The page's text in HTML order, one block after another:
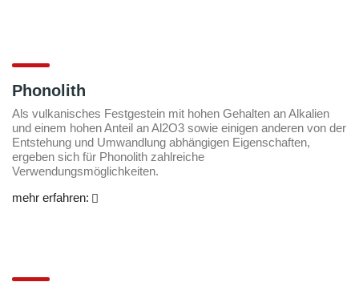
Phonolith
Als vulkanisches Festgestein mit hohen Gehalten an Alkalien
und einem hohen Anteil an Al2O3 sowie einigen anderen von der
Entstehung und Umwandlung abhängigen Eigenschaften,
ergeben sich für Phonolith zahlreiche
Verwendungsmöglichkeiten.
mehr erfahren: